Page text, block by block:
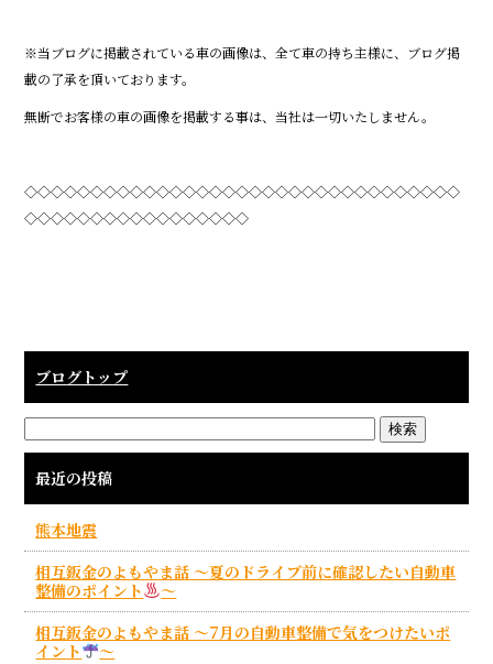
※当ブログに掲載されている車の画像は、全て車の持ち主様に、ブログ掲
載の了承を頂いております。
無断でお客様の車の画像を掲載する事は、当社は一切いたしません。
◇◇◇◇◇◇◇◇◇◇◇◇◇◇◇◇◇◇◇◇◇◇◇◇◇◇◇◇◇◇◇◇◇
◇◇◇◇◇◇◇◇◇◇◇◇◇◇◇◇◇
ブログトップ
最近の投稿
熊本地震
相互鈑金のよもやま話 ～夏のドライブ前に確認したい自動車
整備のポイント
～
相互鈑金のよもやま話 ～7月の自動車整備で気をつけたいポ
イント
～